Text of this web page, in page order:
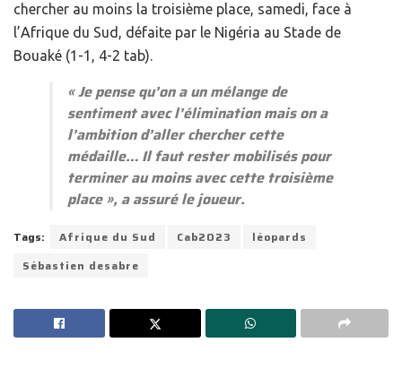
chercher au moins la troisième place, samedi, face à
l’Afrique du Sud, défaite par le Nigéria au Stade de
Bouaké (1-1, 4-2 tab).
«Je pense qu’on a un mélange de
sentiment avec l’élimination mais on a
l’ambition d’aller chercher cette
médaille… Il faut rester mobilisés pour
terminer au moins avec cette troisième
place», a assuré le joueur.
Tags: Afrique du Sud Cab2023
léopards
Sébastien desabre